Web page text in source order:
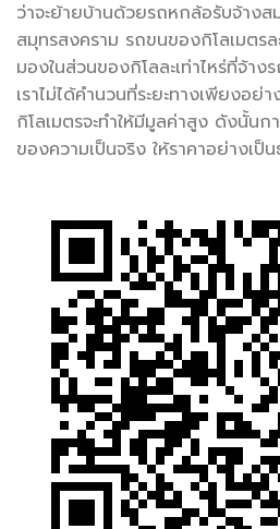
ว่าจะย้ายบ้านด้วยรถหกล้อรับจ้าง
สมุทรสงคราม รถขนของกิโลเมตรล
มองในส่วนของกิโลละเท่าไหร่ที่จ้า
เราไม่ได้คำนวนที่ระยะทางเพียงอย่
กิโลเมตรจะทำให้มีมูลค่าสูง ดังนั้นก
ของความเป็นจริง ให้ราคาอย่างเป็